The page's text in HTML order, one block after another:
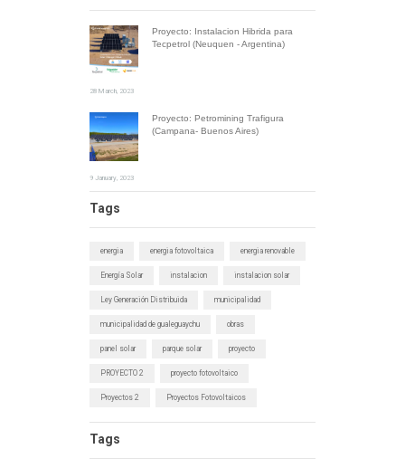
Proyecto: Instalacion Hibrida para
Tecpetrol (Neuquen - Argentina)
28 March, 2023
Proyecto: Petromining Trafigura
(Campana- Buenos Aires)
9 January, 2023
Tags
energia energia fotovoltaica energia renovable
Energía Solar instalacion instalacion solar
Ley Generación Distribuida municipalidad
municipalidad de gualeguaychu obras
panel solar parque solar proyecto
PROYECTO 2 proyecto fotovoltaico
Proyectos 2 Proyectos Fotovoltaicos
Tags